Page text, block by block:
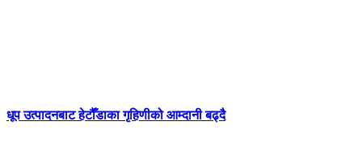
धूप उत्पादनबाट हेटौँडाका गृहिणीको आम्दानी बढ्दै